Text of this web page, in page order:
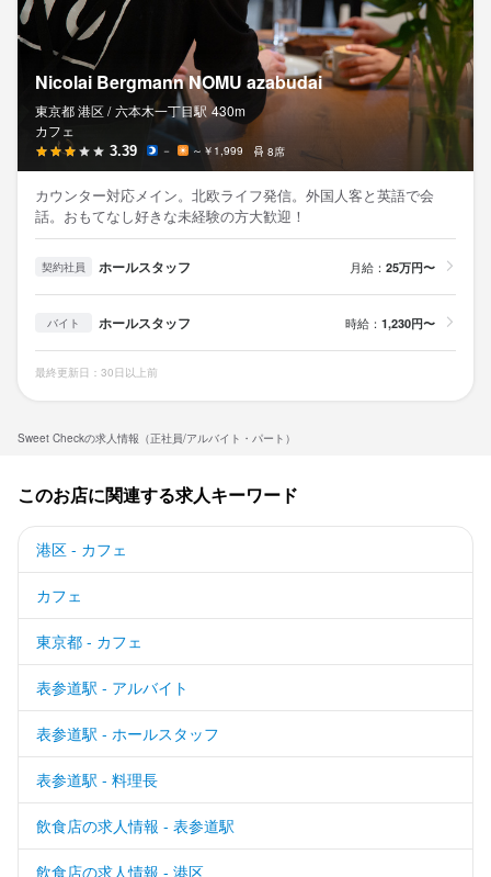
Sweet Checkの求人情報（正社員/アルバイト・パート）
Nicolai Bergmann NOMU azabudai
東京都 港区 / 六本木一丁目駅 430m
カフェ
3.39 － ～￥1,999 8席
カウンター対応メイン。北欧ライフ発信。外国人客と英語で会
話。おもてなし好きな未経験の方大歓迎！
契約社員 ホールスタッフ 月給： 25万円〜
バイト ホールスタッフ 時給： 1,230円〜
最終更新日：30日以上前
このお店に関連する求人キーワード
港区 - カフェ
カフェ
東京都 - カフェ
表参道駅 - アルバイト
表参道駅 - ホールスタッフ
表参道駅 - 料理長
飲食店の求人情報 - 表参道駅
飲食店の求人情報 - 港区